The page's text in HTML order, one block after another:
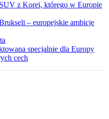
z Korei, którego w Europie
– europejskie ambicje
specjalnie dla Europy
cech